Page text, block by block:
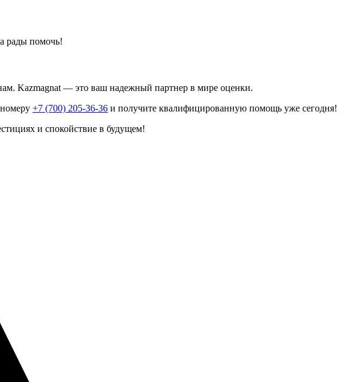
рады помочь!
Kazmagnat — это ваш надежный партнер в мире оценки.
+7 (700) 205-36-36 и получите квалифицированную помощь уже сегодня!
и спокойствие в будущем!